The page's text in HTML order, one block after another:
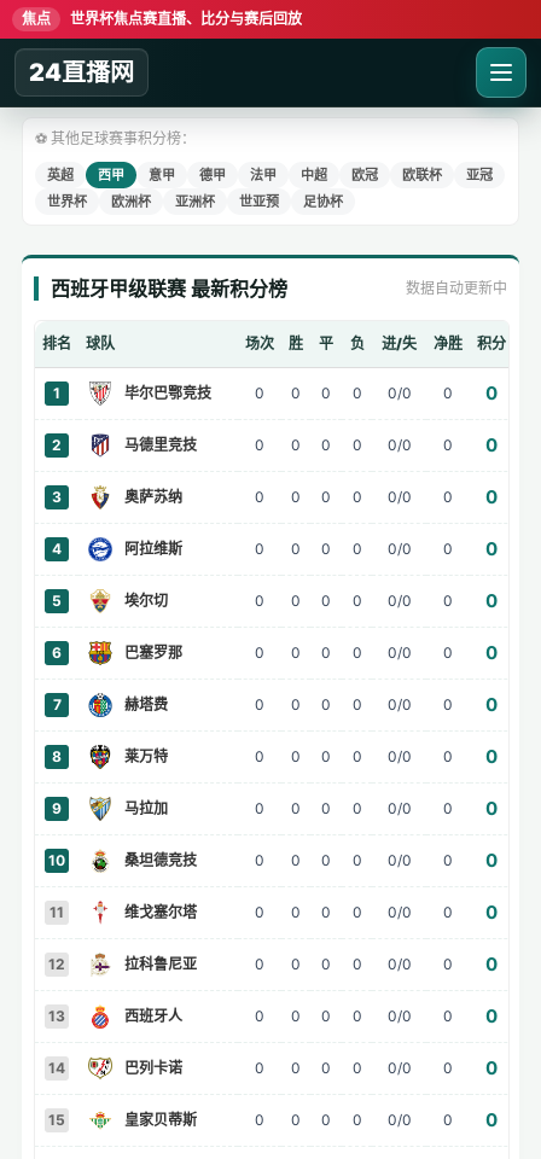
焦点 世界杯焦点赛直播、比分与赛后回放
24直播网
⚽ 其他足球赛事积分榜：
英超 西甲 意甲 德甲 法甲 中超 欧冠 欧联杯
亚冠
世界杯
欧洲杯 亚洲杯 世亚预 足协杯
西班牙甲级联赛 最新积分榜 数据自动更新中
排名 球队 场次 胜 平 负 进/失 净胜 积分
1 毕尔巴鄂竞技 0 0 0 0 0/0 0 0
2 马德里竞技 0 0 0 0 0/0 0 0
3 奥萨苏纳 0 0 0 0 0/0 0 0
4 阿拉维斯 0 0 0 0 0/0 0 0
5 埃尔切 0 0 0 0 0/0 0 0
6 巴塞罗那 0 0 0 0 0/0 0 0
7 赫塔费 0 0 0 0 0/0 0 0
8 莱万特 0 0 0 0 0/0 0 0
9 马拉加 0 0 0 0 0/0 0 0
10 桑坦德竞技 0 0 0 0 0/0 0 0
11 维戈塞尔塔 0 0 0 0 0/0 0 0
12 拉科鲁尼亚 0 0 0 0 0/0 0 0
13 西班牙人 0 0 0 0 0/0 0 0
14 巴列卡诺 0 0 0 0 0/0 0 0
15 皇家贝蒂斯 0 0 0 0 0/0 0 0